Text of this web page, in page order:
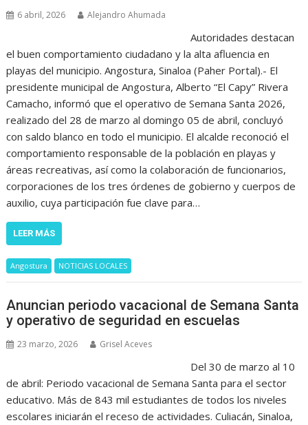
6 abril, 2026 Alejandro Ahumada
Autoridades destacan
el buen comportamiento ciudadano y la alta afluencia en
playas del municipio. Angostura, Sinaloa (Paher Portal).- El
presidente municipal de Angostura, Alberto “El Capy” Rivera
Camacho, informó que el operativo de Semana Santa 2026,
realizado del 28 de marzo al domingo 05 de abril, concluyó
con saldo blanco en todo el municipio. El alcalde reconoció el
comportamiento responsable de la población en playas y
áreas recreativas, así como la colaboración de funcionarios,
corporaciones de los tres órdenes de gobierno y cuerpos de
auxilio, cuya participación fue clave para…
LEER MÁS
Angostura NOTICIAS LOCALES
Anuncian periodo vacacional de Semana Santa
y operativo de seguridad en escuelas
23 marzo, 2026 Grisel Aceves
Del 30 de marzo al 10
de abril: Periodo vacacional de Semana Santa para el sector
educativo. Más de 843 mil estudiantes de todos los niveles
escolares iniciarán el receso de actividades. Culiacán, Sinaloa,